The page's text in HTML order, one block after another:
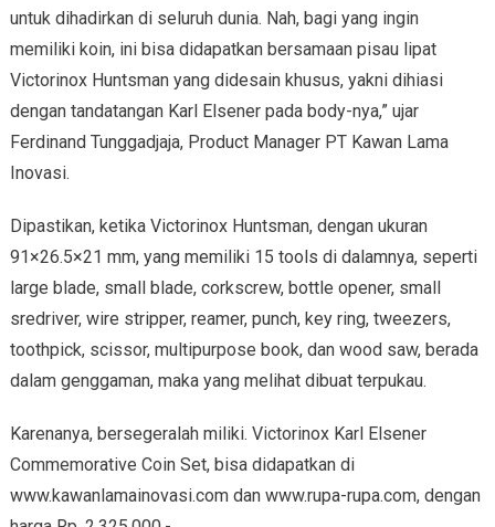
untuk dihadirkan di seluruh dunia. Nah, bagi yang ingin
memiliki koin, ini bisa didapatkan bersamaan pisau lipat
Victorinox Huntsman yang didesain khusus, yakni dihiasi
dengan tandatangan Karl Elsener pada body-nya,” ujar
Ferdinand Tunggadjaja, Product Manager PT Kawan Lama
Inovasi.
Dipastikan, ketika Victorinox Huntsman, dengan ukuran
91×26.5×21 mm, yang memiliki 15 tools di dalamnya, seperti
large blade, small blade, corkscrew, bottle opener, small
sredriver, wire stripper, reamer, punch, key ring, tweezers,
toothpick, scissor, multipurpose book, dan wood saw, berada
dalam genggaman, maka yang melihat dibuat terpukau.
Karenanya, bersegeralah miliki. Victorinox Karl Elsener
Commemorative Coin Set, bisa didapatkan di
www.kawanlamainovasi.com dan www.rupa-rupa.com, dengan